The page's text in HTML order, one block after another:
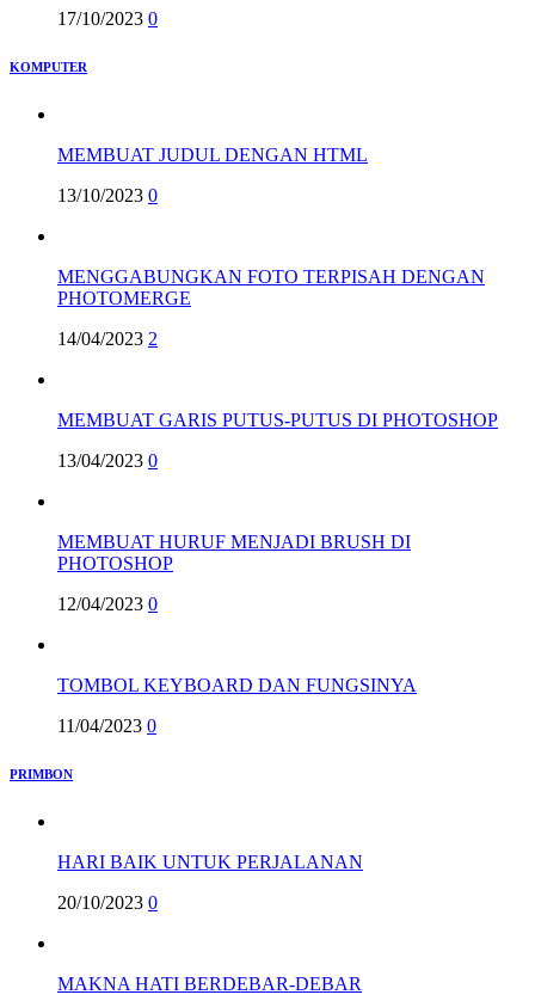
17/10/2023 0
KOMPUTER
MEMBUAT JUDUL DENGAN HTML
13/10/2023 0
MENGGABUNGKAN FOTO TERPISAH DENGAN
PHOTOMERGE
14/04/2023 2
MEMBUAT GARIS PUTUS-PUTUS DI PHOTOSHOP
13/04/2023 0
MEMBUAT HURUF MENJADI BRUSH DI
PHOTOSHOP
12/04/2023 0
TOMBOL KEYBOARD DAN FUNGSINYA
11/04/2023 0
PRIMBON
HARI BAIK UNTUK PERJALANAN
20/10/2023 0
MAKNA HATI BERDEBAR-DEBAR